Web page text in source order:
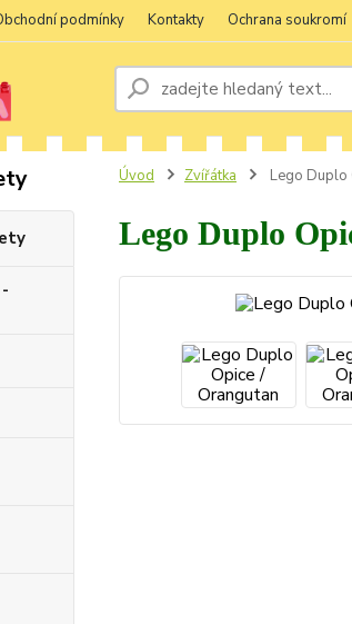
podmínky Kontakty Ochrana soukromí
Úvod Zvířátka Lego Duplo
Lego Duplo